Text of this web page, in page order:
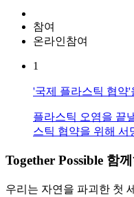
참여
온라인참여
1
'국제 플라스틱 협약
플라스틱 오염을 끝
스틱 협약을 위해 서
Together Possible 함
우리는 자연을 파괴한 첫